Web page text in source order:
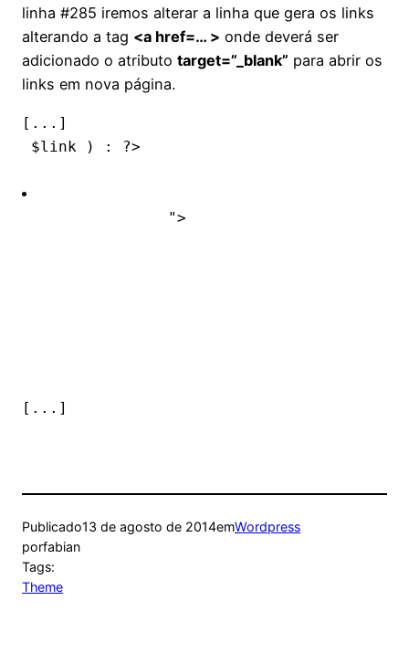
linha #285 iremos alterar a linha que gera os links
alterando a tag <a href=… > onde deverá ser
adicionado o atributo target=”_blank” para abrir os
links em nova página.
$link ) : ?>
">
Publicado13 de agosto de 2014emWordpress
porfabian
Tags:
Theme